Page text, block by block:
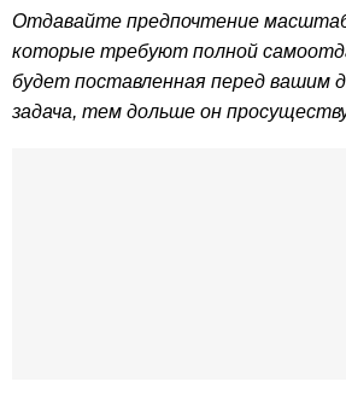
Отдавайте предпочтение
которые требуют полной
будет поставленная перед вашим
задача, тем дольше он